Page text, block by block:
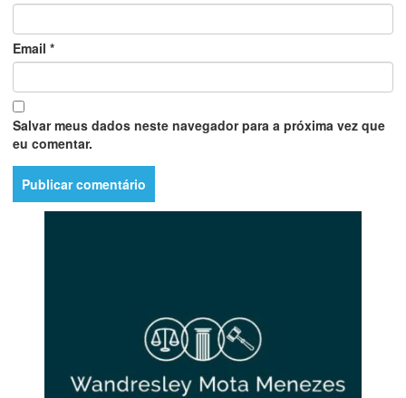
Email *
Salvar meus dados neste navegador para a próxima vez que
eu comentar.